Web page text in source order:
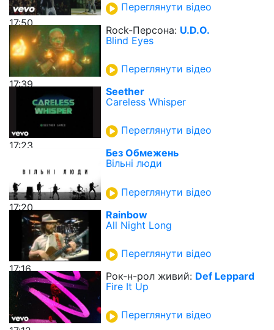
17:50
Переглянути відео
17:39
Rock-Персона: U.D.O.
Blind Eyes
Переглянути відео
17:23
Seether
Careless Whisper
Переглянути відео
17:20
Без Обмежень
Вільні люди
Переглянути відео
17:16
Rainbow
All Night Long
Переглянути відео
Рок-н-рол живий: Def Leppard
Fire It Up
Переглянути відео